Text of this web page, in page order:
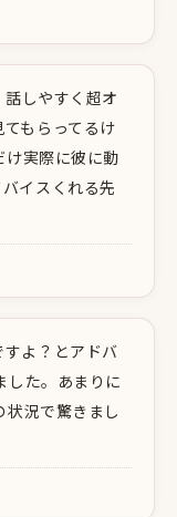
しやすく超オ
もらってるけ
実際に彼に動
イスくれる先
よ？とアドバ
した。あまりに
況で驚きまし